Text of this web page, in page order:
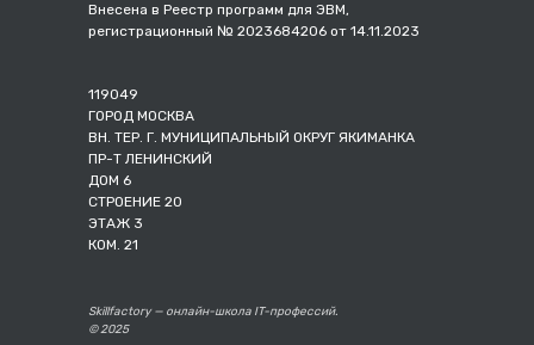
Skillfactory — онлайн-школа IT-профессий.
© 2025
119049
ГОРОД МОСКВА
ВН. ТЕР. Г. МУНИЦИПАЛЬНЫЙ ОКРУГ ЯКИМАНКА
ПР-Т ЛЕНИНСКИЙ
ДОМ 6
СТРОЕНИЕ 20
ЭТАЖ 3
КОМ. 21
Внесена в Реестр программ для ЭВМ,
регистрационный № 2023684206 от 14.11.2023